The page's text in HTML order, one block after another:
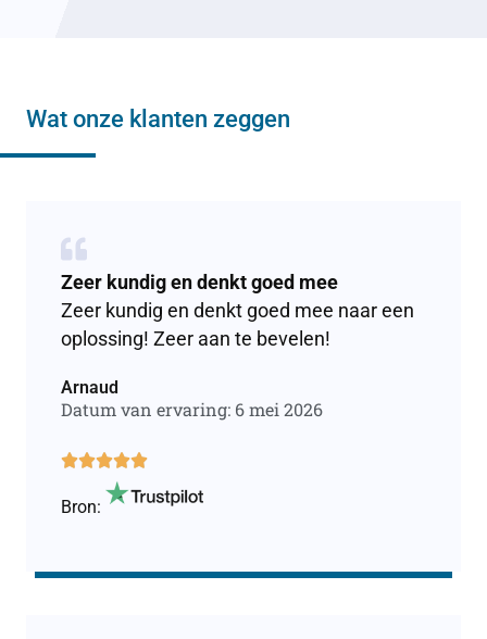
Wat onze klanten zeggen
Zeer kundig en denkt goed mee
Zeer kundig en denkt goed mee naar een
oplossing! Zeer aan te bevelen!
Arnaud
Datum van ervaring: 6 mei 2026

Bron: